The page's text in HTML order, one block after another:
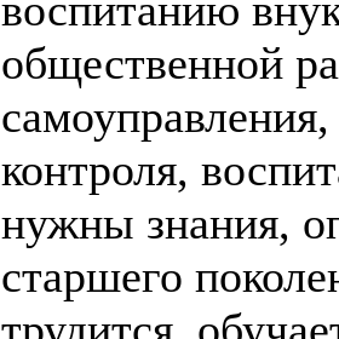
общественной
контроля,
нужны знания,
старшего